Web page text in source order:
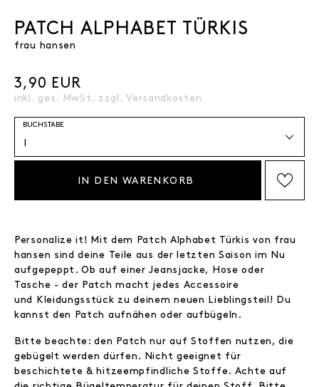
PATCH ALPHABET TÜRKIS
frau hansen
3,90 EUR
inkl. ges. MwSt. zzgl.Versandkosten
BUCHSTABE
IN DEN WARENKORB
Personalize it! Mit dem Patch Alphabet Türkis von frau
hansen sind deine Teile aus der letzten Saison im Nu
aufgepeppt. Ob auf einer Jeansjacke, Hose oder
Tasche - der Patch macht jedes Accessoire
und Kleidungsstück zu deinem neuen Lieblingsteil! Du
kannst den Patch aufnähen oder aufbügeln.
Bitte beachte: den Patch nur auf Stoffen nutzen, die
gebügelt werden dürfen. Nicht geeignet für
beschichtete & hitzeempfindliche Stoffe. Achte auf